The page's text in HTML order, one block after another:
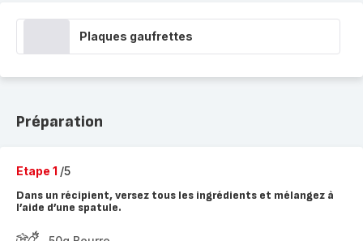
Plaques gaufrettes
Préparation
Etape 1 /5
Dans un récipient, versez tous les ingrédients et mélangez à
l’aide d’une spatule.